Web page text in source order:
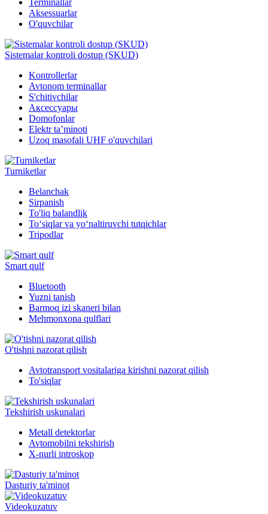
Terminallar
Aksessuarlar
O'quvchilar
Sistemalar kontroli dostup (SKUD)
Kontrollerlar
Avtonom terminallar
S'chitivchilar
Аксессуары
Domofonlar
Elektr ta’minoti
Uzoq masofali UHF o'quvchilari
Turniketlar
Belanchak
Sirpanish
To'liq balandlik
To‘siqlar va yo‘naltiruvchi tutqichlar
Tripodlar
Smart qulf
Bluetooth
Yuzni tanish
Barmoq izi skaneri bilan
Mehmonxona qulflari
O'tishni nazorat qilish
Avtotransport vositalariga kirishni nazorat qilish
To'siqlar
Tekshirish uskunalari
Metall detektorlar
Avtomobilni tekshirish
X-nurli introskop
Dasturiy ta'minot
Videokuzatuv